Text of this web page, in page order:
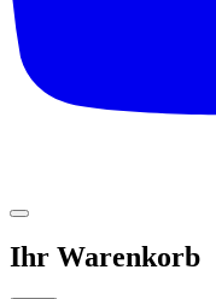
Ihr Warenkorb